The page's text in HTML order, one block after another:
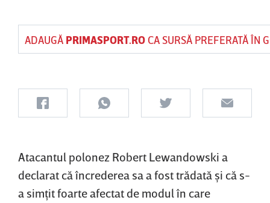
ADAUGĂ PRIMASPORT.ROCA SURSĂ PREFERATĂ ÎN
Atacantul polonez Robert Lewandowski a
declarat că încrederea sa a fost trădată şi că s-
a simţit foarte afectat de modul în care